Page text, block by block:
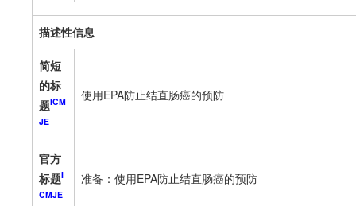
描述性信息
简短
的标
题ICM
JE
使用EPA防止结直肠癌的预防
官方
标题I
CMJE
准备：使用EPA防止结直肠癌的预防